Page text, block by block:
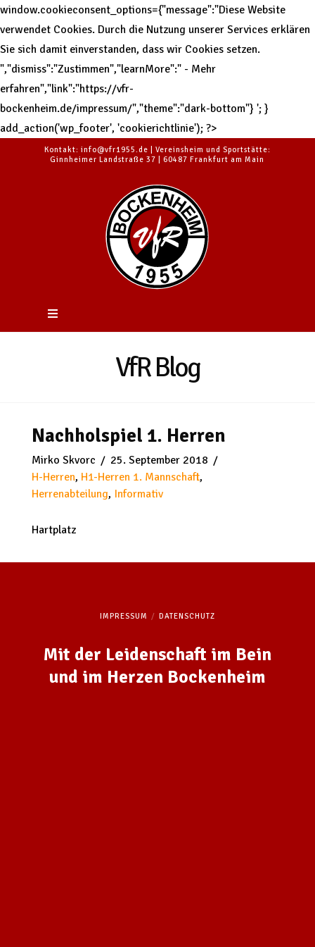
window.cookieconsent_options={"message":"Diese Website
verwendet Cookies. Durch die Nutzung unserer Services erklären
Sie sich damit einverstanden, dass wir Cookies setzen.
","dismiss":"Zustimmen","learnMore":" - Mehr
erfahren","link":"https://vfr-
bockenheim.de/impressum/","theme":"dark-bottom"} '; }
add_action('wp_footer', 'cookierichtlinie'); ?>
Kontakt: info@vfr1955.de | Vereinsheim und Sportstätte:
Ginnheimer Landstraße 37 | 60487 Frankfurt am Main
VfR Blog
Nachholspiel 1. Herren
Mirko Skvorc
25. September 2018
H-Herren, H1-Herren 1. Mannschaft,
Herrenabteilung, Informativ
Hartplatz
IMPRESSUM DATENSCHUTZ
Mit der Leidenschaft im Bein
und im Herzen Bockenheim